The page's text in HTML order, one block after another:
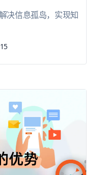
决信息孤岛，实现知